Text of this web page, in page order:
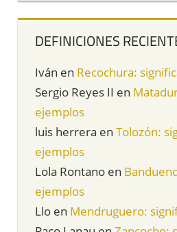
DEFINICIONES
Iván en Recochura:
Sergio Reyes II en
ejemplos
luis herrera en Tolozón:
ejemplos
Lola Rontano en
ejemplos
Llo en Mendruguero: